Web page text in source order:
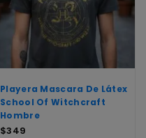
Playera Mascara De Látex
School Of Witchcraft
Hombre
$349